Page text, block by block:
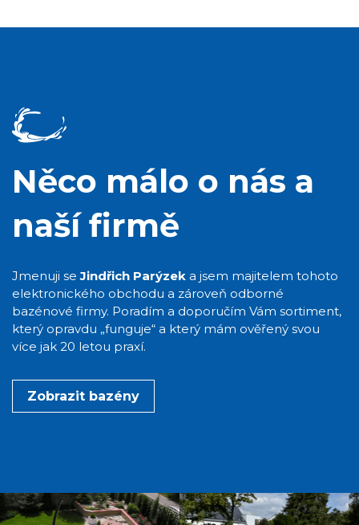
Něco málo o nás a
naší firmě
Jmenuji seJindřich Parýzek a jsem majitelem tohoto
elektronického obchodu a zároveň odborné
bazénové firmy. Poradím a doporučím Vám sortiment,
který opravdu „funguje“ a který mám ověřený svou
více jak 20 letou praxí.
Zobrazit bazény